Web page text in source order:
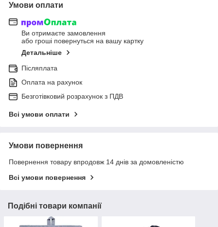
Умови оплати
Ви отримаєте замовлення
або гроші повернуться на вашу картку
Детальніше
Післяплата
Оплата на рахунок
Безготівковий розрахунок з ПДВ
Всі умови оплати
Умови повернення
Повернення товару впродовж 14 днів за домовленістю
Всі умови повернення
Подібні товари компанії